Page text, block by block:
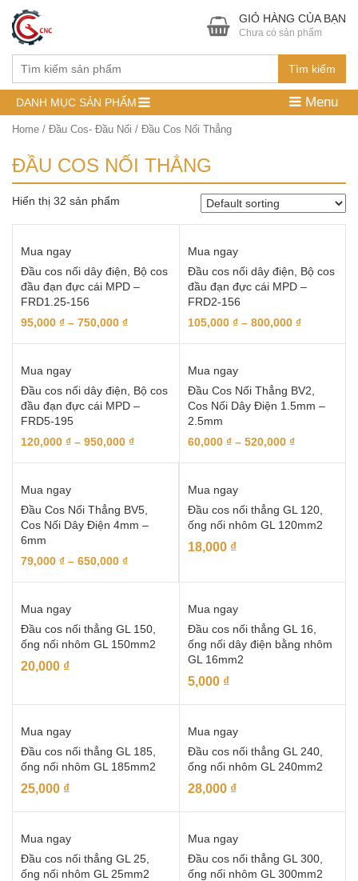
Tìm kiếm
GIỎ HÀNG CỦA BẠN
Chưa có sản phẩm
DANH MỤC SẢN PHẨM Menu
Home / Đầu Cos- Đầu Nối / Đầu Cos Nối Thẳng
ĐẦU COS NỐI THẲNG
Hiển thị 32 sản phẩm
Mua ngay
Đầu cos nối dây điện, Bộ cos
đầu đạn đực cái MPD –
FRD1.25-156
95,000 ₫ – 750,000 ₫
Mua ngay
Đầu cos nối dây điện, Bộ cos
đầu đạn đực cái MPD –
FRD2-156
105,000 ₫ – 800,000 ₫
Mua ngay
Đầu cos nối dây điện, Bộ cos
đầu đạn đực cái MPD –
FRD5-195
120,000 ₫ – 950,000 ₫
Mua ngay
Đầu Cos Nối Thẳng BV2,
Cos Nối Dây Điện 1.5mm –
2.5mm
60,000 ₫ – 520,000 ₫
Mua ngay
Đầu Cos Nối Thẳng BV5,
Cos Nối Dây Điện 4mm –
6mm
79,000 ₫ – 650,000 ₫
Mua ngay
Đầu cos nối thẳng GL 120,
ống nối nhôm GL 120mm2
18,000 ₫
Mua ngay
Đầu cos nối thẳng GL 150,
ống nối nhôm GL 150mm2
20,000 ₫
Mua ngay
Đầu cos nối thẳng GL 16,
ống nối dây điện bằng nhôm
GL 16mm2
5,000 ₫
Mua ngay
Đầu cos nối thẳng GL 185,
ống nối nhôm GL 185mm2
25,000 ₫
Mua ngay
Đầu cos nối thẳng GL 240,
ống nối nhôm GL 240mm2
28,000 ₫
Mua ngay
Đầu cos nối thẳng GL 25,
ống nối nhôm GL 25mm2
Mua ngay
Đầu cos nối thẳng GL 300,
ống nối nhôm GL 300mm2